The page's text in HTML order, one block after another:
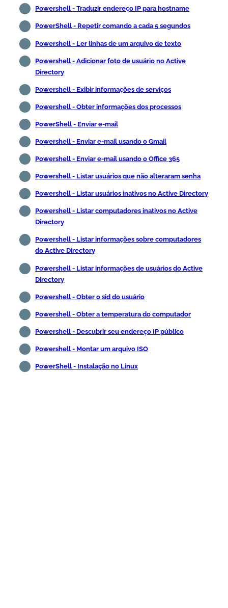
Powershell - Traduzir endereço IP para hostname
PowerShell - Repetir comando a cada 5 segundos
Powershell - Ler linhas de um arquivo de texto
Powershell - Adicionar foto de usuário no Active
Directory
Powershell - Exibir informações de serviços
Powershell - Obter informações dos processos
PowerShell - Enviar e-mail
Powershell - Enviar e-mail usando o Gmail
Powershell - Enviar e-mail usando o Office 365
Powershell - Listar usuários que não alteraram senha
Powershell - Listar usuários inativos no Active Directory
Powershell - Listar computadores inativos no Active
Directory
Powershell - Listar informações sobre computadores
do Active Directory
Powershell - Listar informações de usuários do Active
Directory
Powershell - Obter o sid do usuário
Powershell - Obter a temperatura do computador
Powershell - Descubrir seu endereço IP público
Powershell - Montar um arquivo ISO
PowerShell - Instalação no Linux